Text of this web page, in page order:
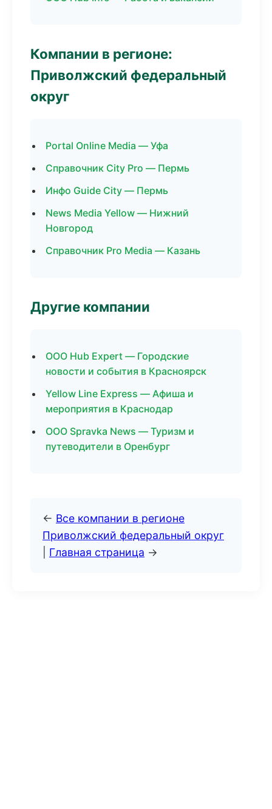
Компании в регионе:
Приволжский федеральный
округ
Portal Online Media — Уфа
Справочник City Pro — Пермь
Инфо Guide City — Пермь
News Media Yellow — Нижний
Новгород
Справочник Pro Media — Казань
Другие компании
ООО Hub Expert — Городские
новости и события в Красноярск
Yellow Line Express — Афиша и
мероприятия в Краснодар
ООО Spravka News — Туризм и
путеводители в Оренбург
← Все компании в регионе
Приволжский федеральный округ
Главная страница →